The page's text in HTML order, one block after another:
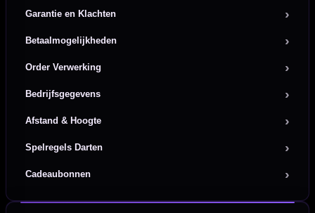
Garantie en Klachten
Betaalmogelijkheden
Order Verwerking
Bedrijfsgegevens
Afstand & Hoogte
Spelregels Darten
Cadeaubonnen